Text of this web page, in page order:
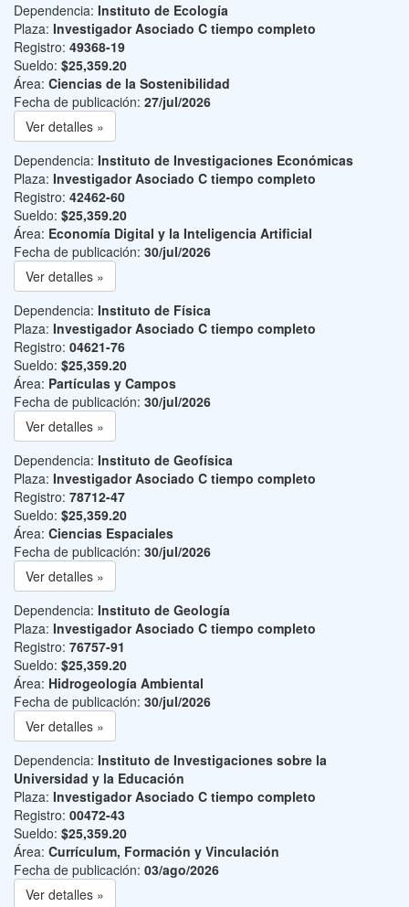
Dependencia: Instituto de Ecología
Plaza: Investigador Asociado C tiempo completo
Registro: 49368-19
Sueldo: $25,359.20
Área: Ciencias de la Sostenibilidad
Fecha de publicación: 27/jul/2026
Ver detalles »
Dependencia: Instituto de Investigaciones Económicas
Plaza: Investigador Asociado C tiempo completo
Registro: 42462-60
Sueldo: $25,359.20
Área: Economía Digital y la Inteligencia Artificial
Fecha de publicación: 30/jul/2026
Ver detalles »
Dependencia: Instituto de Física
Plaza: Investigador Asociado C tiempo completo
Registro: 04621-76
Sueldo: $25,359.20
Área: Partículas y Campos
Fecha de publicación: 30/jul/2026
Ver detalles »
Dependencia: Instituto de Geofísica
Plaza: Investigador Asociado C tiempo completo
Registro: 78712-47
Sueldo: $25,359.20
Área: Ciencias Espaciales
Fecha de publicación: 30/jul/2026
Ver detalles »
Dependencia: Instituto de Geología
Plaza: Investigador Asociado C tiempo completo
Registro: 76757-91
Sueldo: $25,359.20
Área: Hidrogeología Ambiental
Fecha de publicación: 30/jul/2026
Ver detalles »
Dependencia: Instituto de Investigaciones sobre la
Universidad y la Educación
Plaza: Investigador Asociado C tiempo completo
Registro: 00472-43
Sueldo: $25,359.20
Área: Currículum, Formación y Vinculación
Fecha de publicación: 03/ago/2026
Ver detalles »